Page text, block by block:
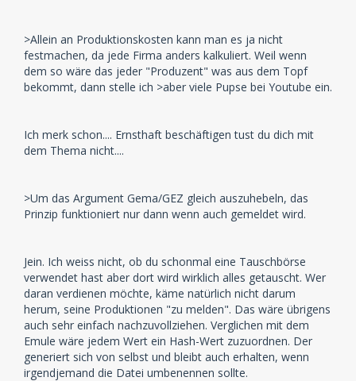
>Allein an Produktionskosten kann man es ja nicht
festmachen, da jede Firma anders kalkuliert. Weil wenn
dem so wäre das jeder "Produzent" was aus dem Topf
bekommt, dann stelle ich >aber viele Pupse bei Youtube ein.
Ich merk schon.... Ernsthaft beschäftigen tust du dich mit
dem Thema nicht....
>Um das Argument Gema/GEZ gleich auszuhebeln, das
Prinzip funktioniert nur dann wenn auch gemeldet wird.
Jein. Ich weiss nicht, ob du schonmal eine Tauschbörse
verwendet hast aber dort wird wirklich alles getauscht. Wer
daran verdienen möchte, käme natürlich nicht darum
herum, seine Produktionen "zu melden". Das wäre übrigens
auch sehr einfach nachzuvollziehen. Verglichen mit dem
Emule wäre jedem Wert ein Hash-Wert zuzuordnen. Der
generiert sich von selbst und bleibt auch erhalten, wenn
irgendjemand die Datei umbenennen sollte.